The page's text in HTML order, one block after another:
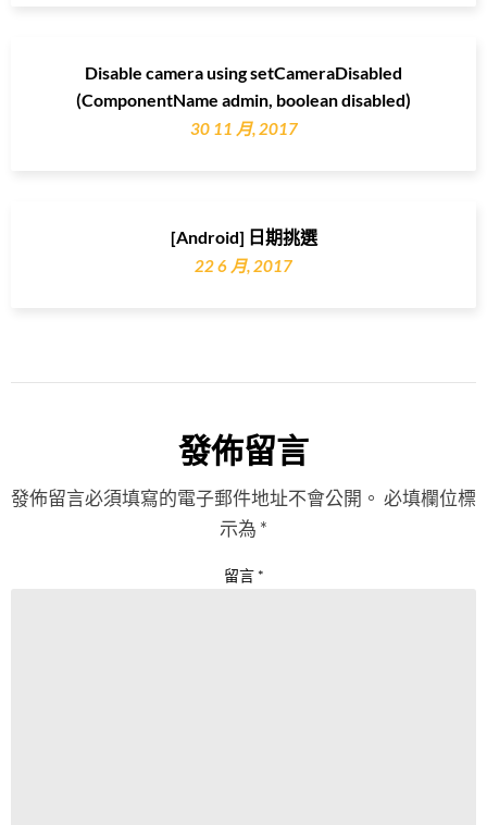
Disable camera using setCameraDisabled
(ComponentName admin, boolean disabled)
30 11 月, 2017
[Android] 日期挑選
22 6 月, 2017
發佈留言
發佈留言必須填寫的電子郵件地址不會公開。 必填欄位標
示為 *
留言 *